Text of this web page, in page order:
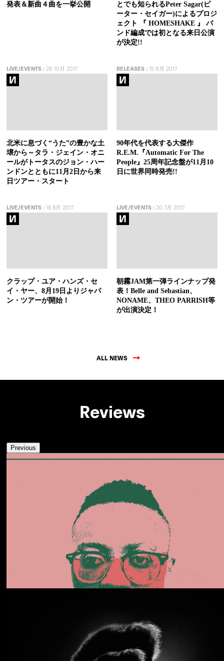
発表＆新曲４曲を一挙公開
とでも知られるPeter Sagar(ピ
ーター・セイガー)によるプロジ
ェクト 『 HOMESHAKE 』 バ
ンド編成では初となる来日公演
が決定!!
LIVE/EVENTS : 26 10月 2017
北米に息づく“うた”の豊かな土
壌から～タラ・ジェイン・オニ
ールがトータスのジョン・ハー
ンドンとともに11月2日から来
日ツアー・スタート
RELEASES:15 9月 2017
90年代を代表する大傑作
R.E.M.『Automatic For The
People』25周年記念盤が11月10
日に世界同時発売!!
LIVE/EVENTS : 18 8月 2017
クラップ・ユア・ハンズ・セ
イ・ヤー、8月19日よりジャパ
ン・ツアーが開始！
LIVE/EVENTS:20 7月 2017
朝霧JAM第一弾ラインナップ発
表！Belle and Sebastian、
NONAME、THEO PARRISH等
が出演決定！
ALL NEWS
Reviews
Previous